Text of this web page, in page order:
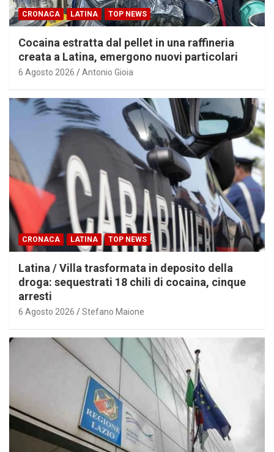
CRONACA LATINA TOP NEWS
Cocaina estratta dal pellet in una raffineria
creata a Latina, emergono nuovi particolari
6 Agosto 2026 Antonio Gioia
CRONACA LATINA TOP NEWS
Latina / Villa trasformata in deposito della
droga: sequestrati 18 chili di cocaina, cinque
arresti
6 Agosto 2026 Stefano Maione